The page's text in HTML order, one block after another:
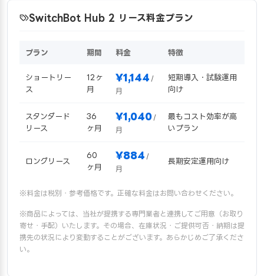
SwitchBot Hub 2 リース料金プラン
プラン 期間 料金 特徴
ショートリー
ス
12ヶ
月
¥1,144 /
月
短期導入・試験運用
向け
スタンダード
リース
36
ヶ月
¥1,040 /
月
最もコスト効率が高
いプラン
ロングリース
60
ヶ月
¥884 /
月
長期安定運用向け
※料金は税別・参考価格です。正確な料金はお問い合わせください。
※商品によっては、当社が提携する専門業者と連携してご用意（お取り
寄せ・手配）いたします。その場合、在庫状況・ご提供可否・納期は提
携先の状況により変動することがございます。あらかじめご了承くださ
い。